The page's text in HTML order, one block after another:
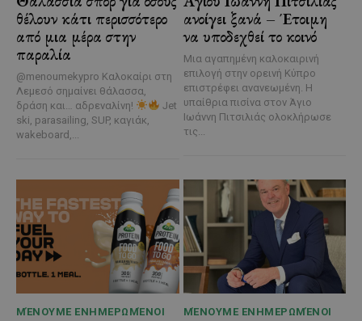
θέλουν κάτι περισσότερο
από μια μέρα στην
παραλία
@menoumekypro Καλοκαίρι στη
Λεμεσό σημαίνει θάλασσα,
δράση και… αδρεναλίνη!
Jet
ski, parasailing, SUP, καγιάκ,
wakeboard,...
ανοίγει ξανά – Έτοιμη
να υποδεχθεί το κοινό
Μια αγαπημένη καλοκαιρινή
επιλογή στην ορεινή Κύπρο
επιστρέφει ανανεωμένη. Η
υπαίθρια πισίνα στον Άγιο
Ιωάννη Πιτσιλιάς ολοκλήρωσε
τις...
ΜΈΝΟΥΜΕ ΕΝΗΜΕΡΩΜΈΝΟΙ ΜΈΝΟΥΜΕ ΕΝΗΜΕΡΩΜΈΝΟΙ